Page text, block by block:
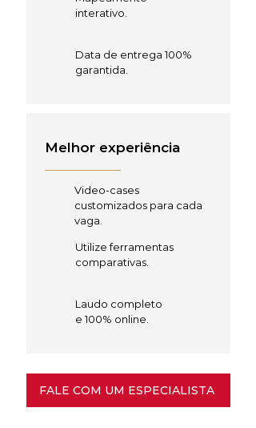
interativo.
Data de entrega 100%
garantida.
Melhor experiência
Video-cases
customizados para cada
vaga.
Utilize ferramentas
comparativas.
Laudo completo
e 100% online.
FALE COM UM ESPECIALISTA